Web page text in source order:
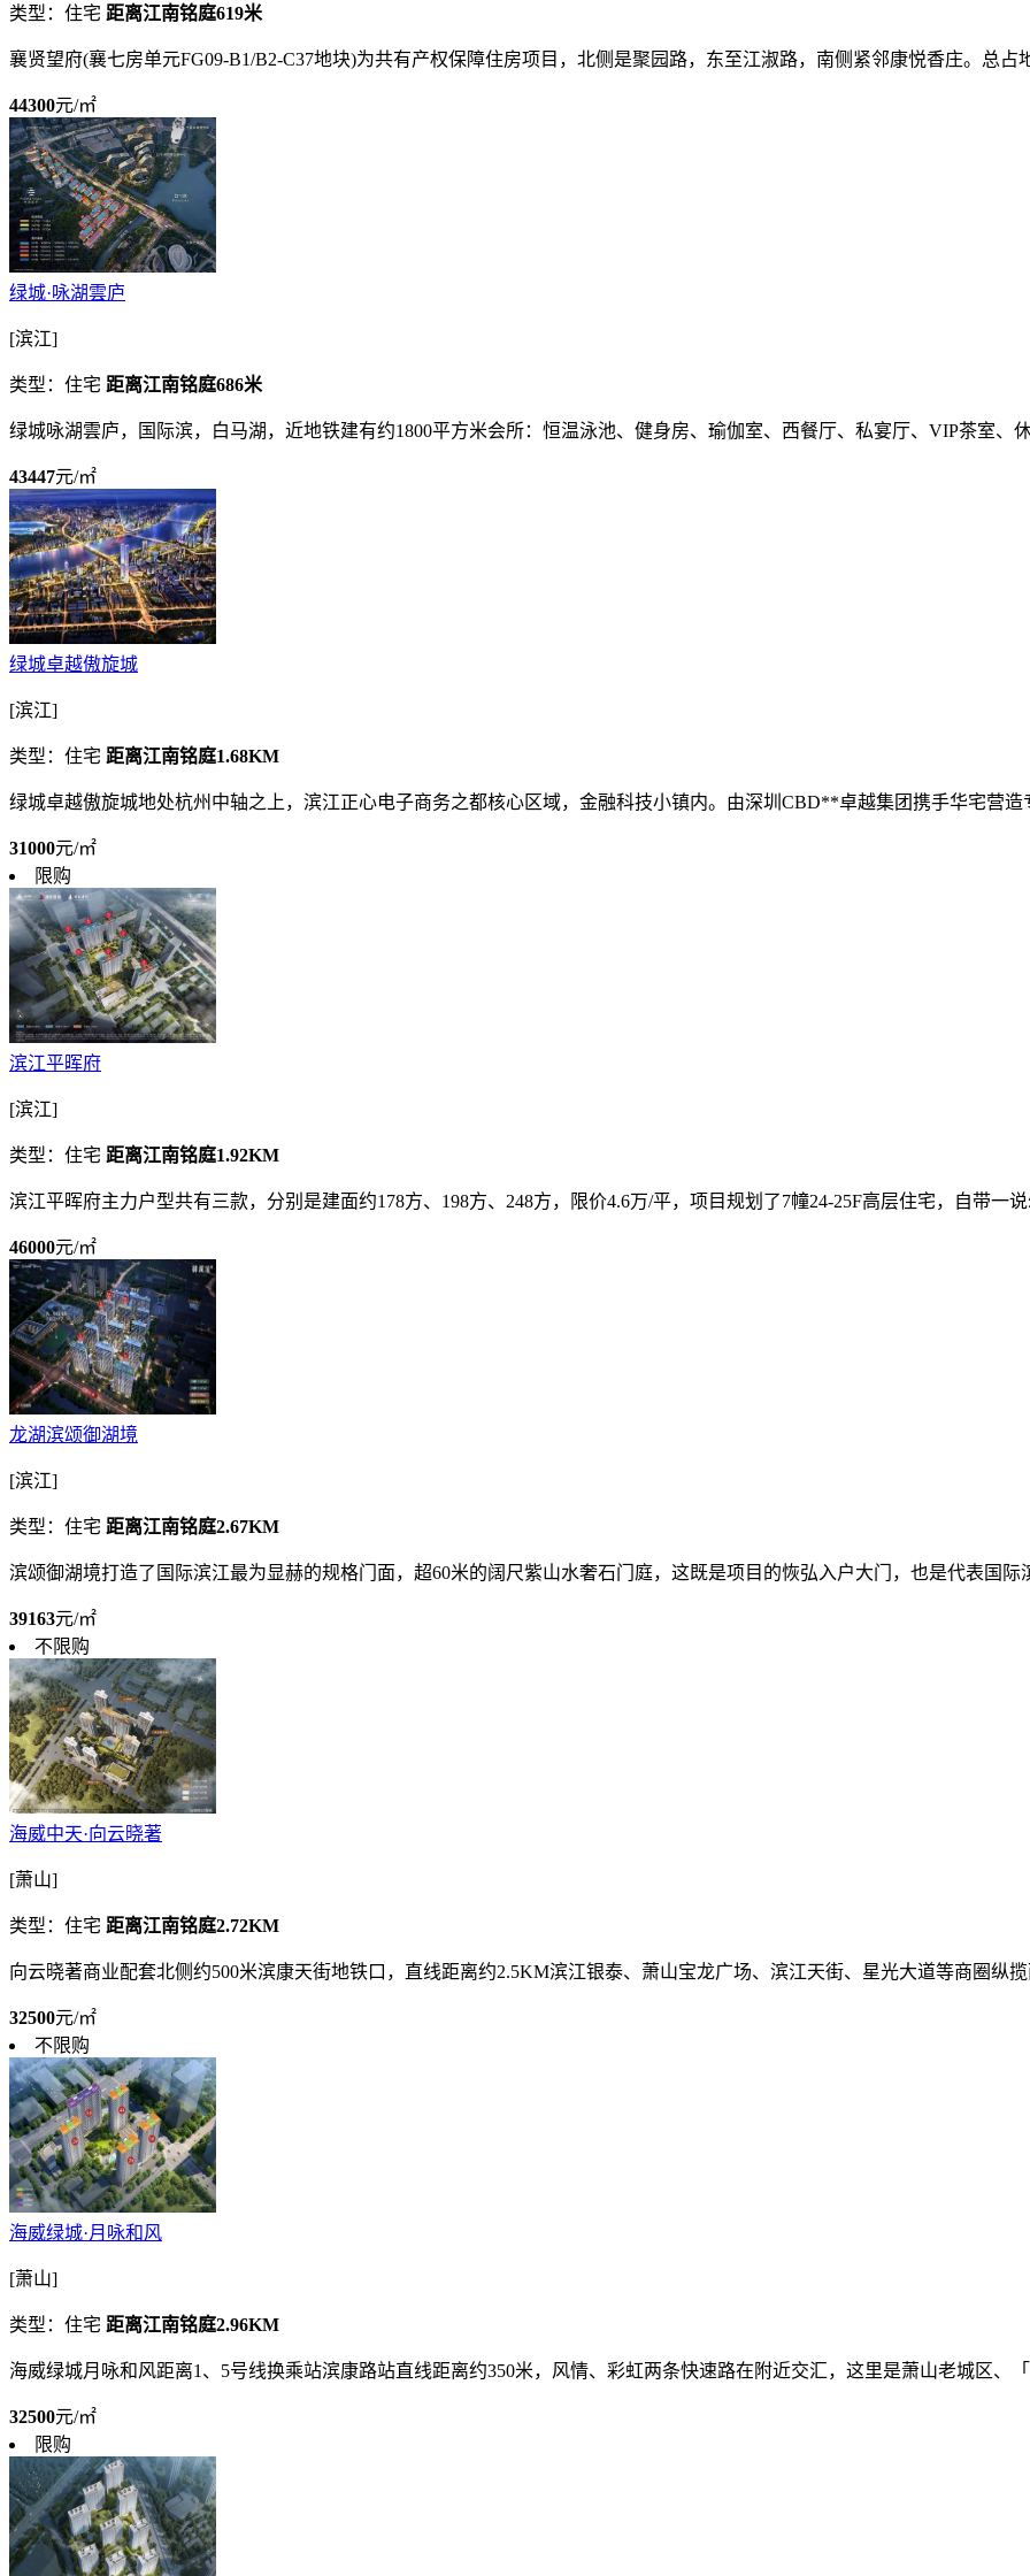
类型：住宅 距离江南铭庭619米
襄贤望府(襄七房单元FG09-B1/B2-C37地块)为共有产权保障住房项目，北侧是聚园路，东至江淑路，南侧紧邻康悦香庄。总占
44300元/㎡
绿城·咏湖雲庐
[滨江]
类型：住宅 距离江南铭庭686米
绿城咏湖雲庐，国际滨，白马湖，近地铁建有约1800平方米会所：恒温泳池、健身房、瑜伽室、西餐厅、私宴厅、VIP茶室、
43447元/㎡
绿城卓越傲旋城
[滨江]
类型：住宅 距离江南铭庭1.68KM
绿城卓越傲旋城地处杭州中轴之上，滨江正心电子商务之都核心区域，金融科技小镇内。由深圳CBD**卓越集团携手华宅营造
31000元/㎡
限购
滨江平晖府
[滨江]
类型：住宅 距离江南铭庭1.92KM
滨江平晖府主力户型共有三款，分别是建面约178方、198方、248方，限价4.6万/平，项目规划了7幢24-25F高层住宅，自带一说
46000元/㎡
龙湖滨颂御湖境
[滨江]
类型：住宅 距离江南铭庭2.67KM
滨颂御湖境打造了国际滨江最为显赫的规格门面，超60米的阔尺紫山水奢石门庭，这既是项目的恢弘入户大门，也是代表国际
39163元/㎡
不限购
海威中天·向云晓著
[萧山]
类型：住宅 距离江南铭庭2.72KM
向云晓著商业配套北侧约500米滨康天街地铁口，直线距离约2.5KM滨江银泰、萧山宝龙广场、滨江天街、星光大道等商圈纵
32500元/㎡
不限购
海威绿城·月咏和风
[萧山]
类型：住宅 距离江南铭庭2.96KM
海威绿城月咏和风距离1、5号线换乘站滨康路站直线距离约350米，风情、彩虹两条快速路在附近交汇，这里是萧山老城区、「
32500元/㎡
限购